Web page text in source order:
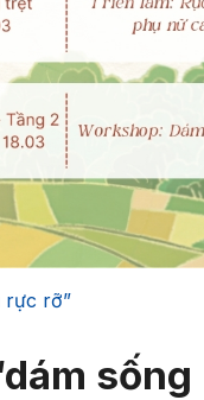
rực rỡ”
sống